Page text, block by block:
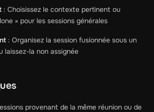
: Choisissez le contexte pertinent ou
» pour les sessions générales
: Organisez la session fusionnée sous un
laissez-la non assignée
provenant de la même réunion ou de